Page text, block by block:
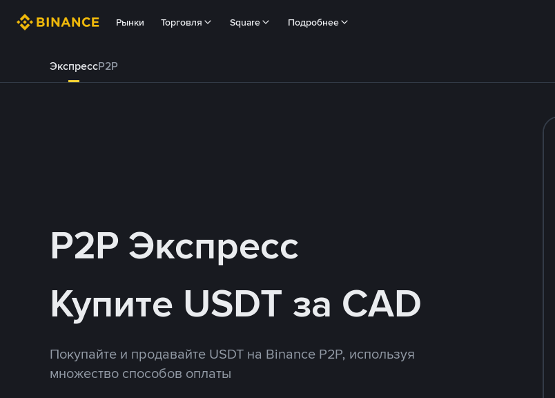
Рынки Торговля Square Подробнее
ЭкспрессP2P
P2P Экспресс
Купите USDT за CAD
Покупайте и продавайте USDT на Binance P2P, используя
множество способов оплаты